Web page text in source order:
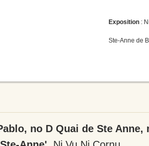
Exposition :
Ste-Anne de
no D Quai de Ste Anne,